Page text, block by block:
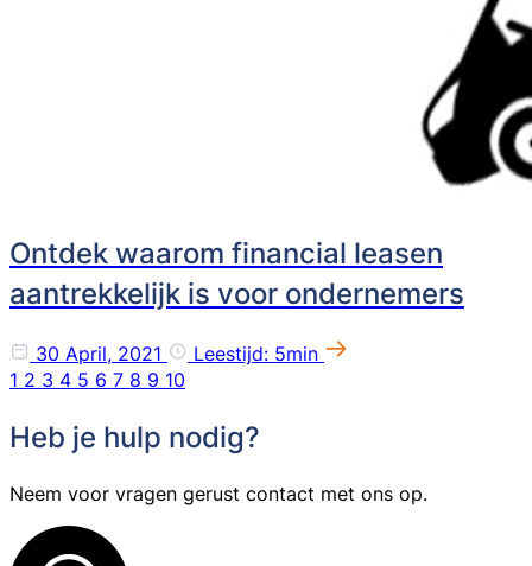
Ontdek waarom financial leasen
aantrekkelijk is voor ondernemers
30 April, 2021
Leestijd: 5min
1 2 3 4 5 6 7 8 9 10
Heb je hulp nodig?
Neem voor vragen gerust contact met ons op.